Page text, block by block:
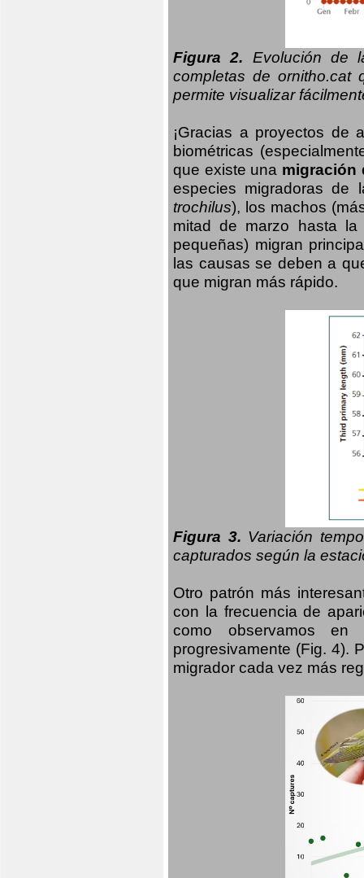
Figura 2. Evolución de
completas de
permite visualizar
¡Gracias a proyectos de
biométricas
que existe una migración
especies migradoras de
trochilus), los machos
mitad de marzo hasta
pequeñas) migran
las causas se deben a
que migran más rápido.
Figura 3. Variación
capturados según la
Otro patrón más
con la frecuencia de
como observamos en
progresivamente (Fig. 4).
migrador cada vez más